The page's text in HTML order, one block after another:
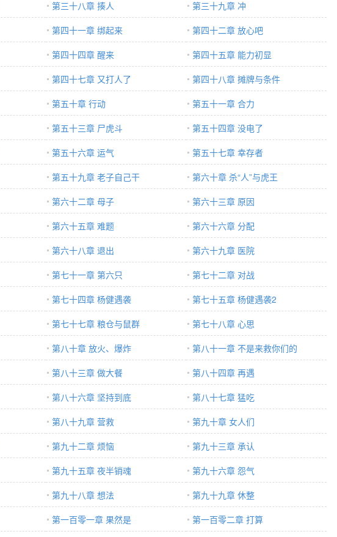
第三十八章 揍人
第三十九章 冲
第四十一章 绑起来
第四十二章 放心吧
第四十四章 醒来
第四十五章 能力初显
第四十七章 又打人了
第四十八章 摊牌与条件
第五十章 行动
第五十一章 合力
第五十三章 尸虎斗
第五十四章 没电了
第五十六章 运气
第五十七章 幸存者
第五十九章 老子自己干
第六十章 杀“人”与虎王
第六十二章 母子
第六十三章 原因
第六十五章 难题
第六十六章 分配
第六十八章 退出
第六十九章 医院
第七十一章 第六只
第七十二章 对战
第七十四章 杨健遇袭
第七十五章 杨健遇袭2
第七十七章 粮仓与鼠群
第七十八章 心思
第八十章 放火、爆炸
第八十一章 不是来救你们的
第八十三章 做大餐
第八十四章 再遇
第八十六章 坚持到底
第八十七章 猛吃
第八十九章 营救
第九十章 女人们
第九十二章 烦恼
第九十三章 承认
第九十五章 夜半销魂
第九十六章 怨气
第九十八章 想法
第九十九章 休整
第一百零一章 果然是
第一百零二章 打算